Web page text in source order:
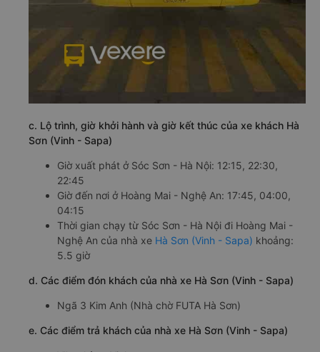
c. Lộ trình, giờ khởi hành và giờ kết thúc của xe khách Hà
Sơn (Vinh - Sapa)
Giờ xuất phát ở Sóc Sơn - Hà Nội: 12:15, 22:30,
22:45
Giờ đến nơi ở Hoàng Mai - Nghệ An: 17:45, 04:00,
04:15
Thời gian chạy từ Sóc Sơn - Hà Nội đi Hoàng Mai -
Nghệ An của nhà xe Hà Sơn (Vinh - Sapa) khoảng:
5.5 giờ
d. Các điểm đón khách của nhà xe Hà Sơn (Vinh - Sapa)
Ngã 3 Kim Anh (Nhà chờ FUTA Hà Sơn)
e. Các điểm trả khách của nhà xe Hà Sơn (Vinh - Sapa)